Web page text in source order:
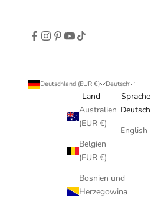
Deutschland (EUR €)
Land
Australien
(EUR €)
Belgien
(EUR €)
Bosnien und
Herzegowina
Deutsch
Sprache
Deutsch
English